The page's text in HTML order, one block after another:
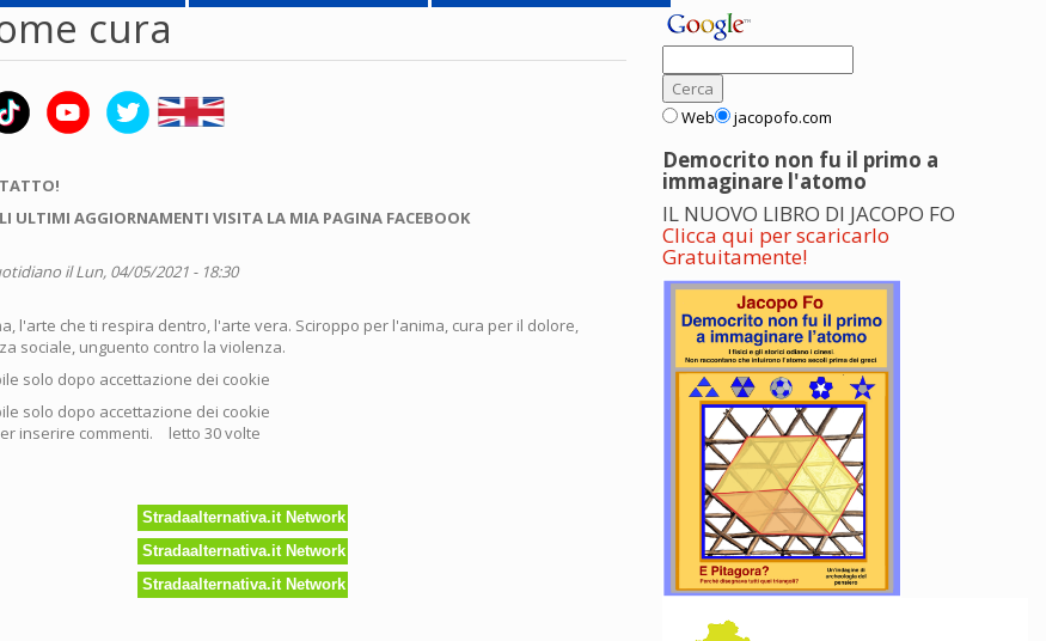
cura
ULTIMI AGGIORNAMENTI VISITA LA MIA PAGINA FACEBOOK
il Lun, 04/05/2021 - 18:30
l'arte che ti respira dentro, l'arte vera. Sciroppo per l'anima, cura per il dolore,
sociale, unguento contro la violenza.
solo dopo accettazione dei cookie
solo dopo accettazione dei cookie
inserire commenti. letto 30 volte
Stradaalternativa.it Network
Stradaalternativa.it Network
Stradaalternativa.it Network
Web jacopofo.com
Democrito non fu il primo a
immaginare l'atomo
IL NUOVO LIBRO DI JACOPO FO
Clicca qui per scaricarlo
Gratuitamente!